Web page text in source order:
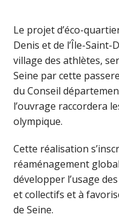
Le projet d’éco-
Denis et de l’Île-Saint-
village des athlètes,
Seine par cette
du Conseil
l’ouvrage raccordera
olympique.
Cette réalisation
réaménagement
développer l’usage
et collectifs et à
de Seine.